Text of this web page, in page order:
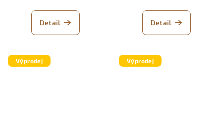
Detail Detail
Výprodej Výprodej